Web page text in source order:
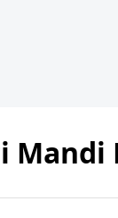
Mandi